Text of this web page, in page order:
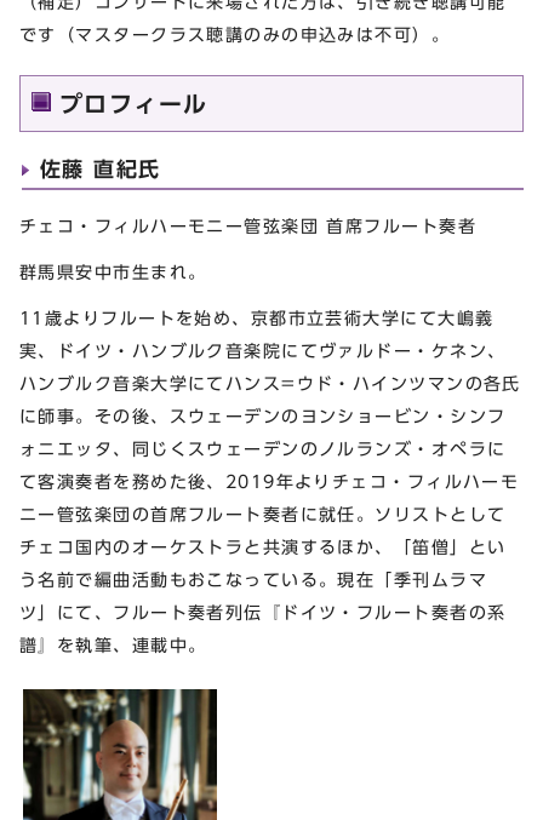
です（マスタークラス聴講のみの申込みは不可）。
プロフィール
佐藤 直紀氏
チェコ・フィルハーモニー管弦楽団 首席フルート奏者
群馬県安中市生まれ。
11歳よりフルートを始め、京都市立芸術大学にて大嶋義
実、ドイツ・ハンブルク音楽院にてヴァルドー・ケネン、
ハンブルク音楽大学にてハンス=ウド・ハインツマンの各氏
に師事。その後、スウェーデンのヨンショービン・シンフ
ォニエッタ、同じくスウェーデンのノルランズ・オペラに
て客演奏者を務めた後、2019年よりチェコ・フィルハーモ
ニー管弦楽団の首席フルート奏者に就任。ソリストとして
チェコ国内のオーケストラと共演するほか、「笛僧」とい
う名前で編曲活動もおこなっている。現在「季刊ムラマ
ツ」にて、フルート奏者列伝『ドイツ・フルート奏者の系
譜』を執筆、連載中。